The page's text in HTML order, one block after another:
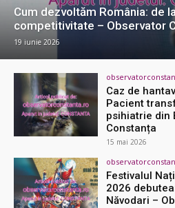
Cum dezvoltăm România: de
competitivitate – Observator
19 iunie 2026
Caz de
Pacient
psihiatrie din
Constanța
15 mai 2026
Festivalul
2026
Năvodari –